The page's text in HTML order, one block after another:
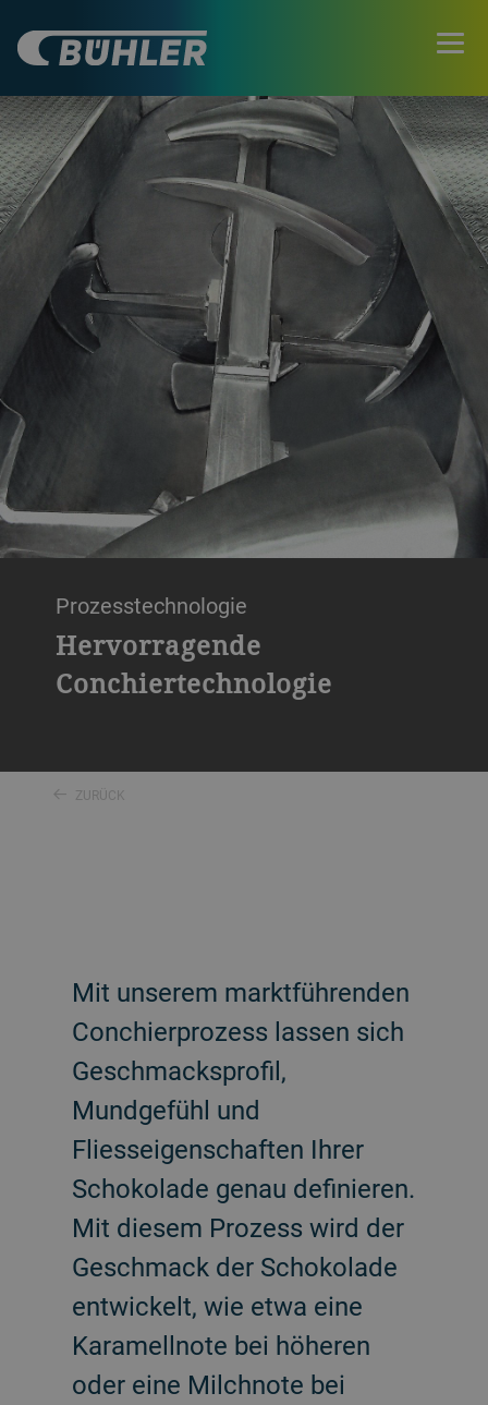
Prozesstechnologie
Hervorragende
Conchiertechnologie
ZURÜCK
Mit unserem marktführenden
Conchierprozess lassen sich
Geschmacksprofil,
Mundgefühl und
Fliesseigenschaften Ihrer
Schokolade genau definieren.
Mit diesem Prozess wird der
Geschmack der Schokolade
entwickelt, wie etwa eine
Karamellnote bei höheren
oder eine Milchnote bei